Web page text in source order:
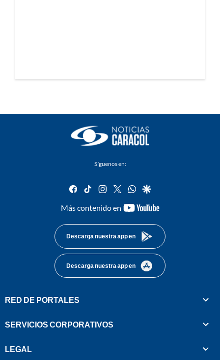
Síguenos en:
facebook
tiktok instagram
twitterwhatsapp
google
Más contenido en
youtube-
Descarga nuestra app en
Descarga nuestra app en
RED DE PORTALES
SERVICIOS CORPORATIVOS
LEGAL